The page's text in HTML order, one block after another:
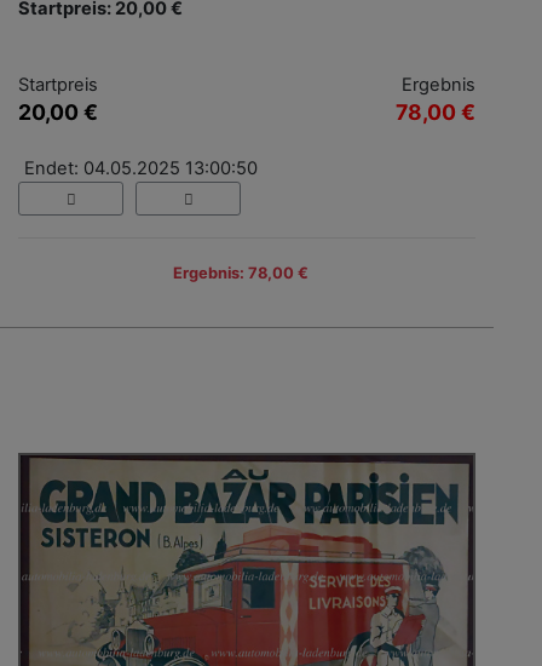
Startpreis: 20,00 €
Startpreis
20,00 €
Ergebnis
78,00 €
Endet: 04.05.2025 13:00:50
Ergebnis: 78,00 €